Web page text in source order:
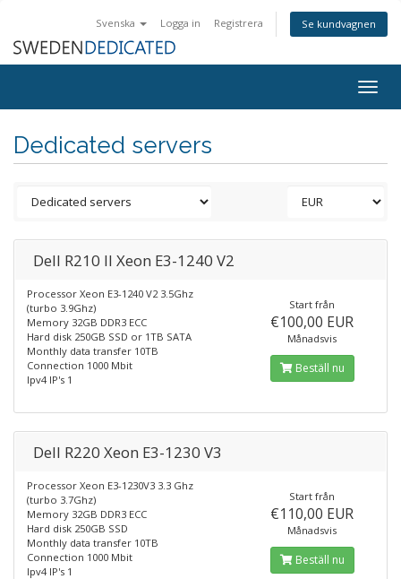
Svenska Logga in Registrera Se kundvagnen
Dedicated servers
Dell R210 II Xeon E3-1240 V2
Processor Xeon E3-1240 V2 3.5Ghz
(turbo 3.9Ghz)
Memory 32GB DDR3 ECC
Hard disk 250GB SSD or 1TB SATA
Monthly data transfer 10TB
Connection 1000 Mbit
Ipv4 IP's 1
Start från
€100,00 EUR
Månadsvis
Beställ nu
Dell R220 Xeon E3-1230 V3
Processor Xeon E3-1230V3 3.3 Ghz
(turbo 3.7Ghz)
Memory 32GB DDR3 ECC
Hard disk 250GB SSD
Monthly data transfer 10TB
Connection 1000 Mbit
Ipv4 IP's 1
Start från
€110,00 EUR
Månadsvis
Beställ nu